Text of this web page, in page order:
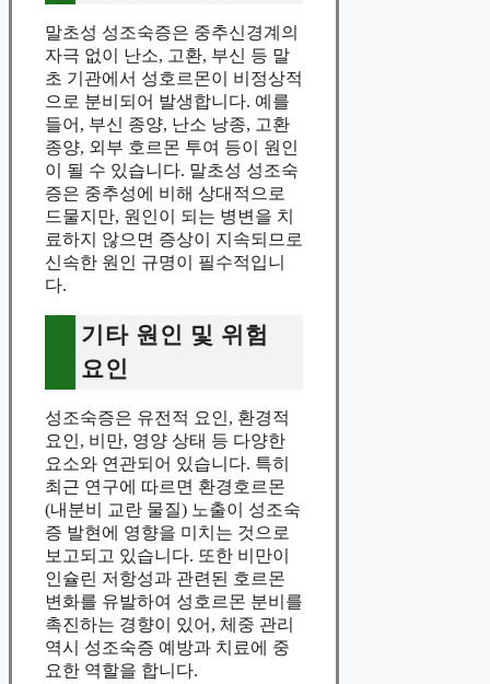
말초성 성조숙증은 중추신경계의
자극 없이 난소, 고환, 부신 등 말
초 기관에서 성호르몬이 비정상적
으로 분비되어 발생합니다. 예를
들어, 부신 종양, 난소 낭종, 고환
종양, 외부 호르몬 투여 등이 원인
이 될 수 있습니다. 말초성 성조숙
증은 중추성에 비해 상대적으로
드물지만, 원인이 되는 병변을 치
료하지 않으면 증상이 지속되므로
신속한 원인 규명이 필수적입니
다.
기타 원인 및 위험
요인
성조숙증은 유전적 요인, 환경적
요인, 비만, 영양 상태 등 다양한
요소와 연관되어 있습니다. 특히
최근 연구에 따르면 환경호르몬
(내분비 교란 물질) 노출이 성조숙
증 발현에 영향을 미치는 것으로
보고되고 있습니다. 또한 비만이
인슐린 저항성과 관련된 호르몬
변화를 유발하여 성호르몬 분비를
촉진하는 경향이 있어, 체중 관리
역시 성조숙증 예방과 치료에 중
요한 역할을 합니다.